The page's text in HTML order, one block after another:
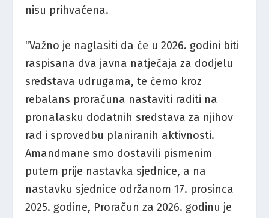
nisu prihvaćena.
“Važno je naglasiti da će u 2026. godini biti
raspisana dva javna natječaja za dodjelu
sredstava udrugama, te ćemo kroz
rebalans proračuna nastaviti raditi na
pronalasku dodatnih sredstava za njihov
rad i sprovedbu planiranih aktivnosti.
Amandmane smo dostavili pismenim
putem prije nastavka sjednice, a na
nastavku sjednice održanom 17. prosinca
2025. godine, Proračun za 2026. godinu je